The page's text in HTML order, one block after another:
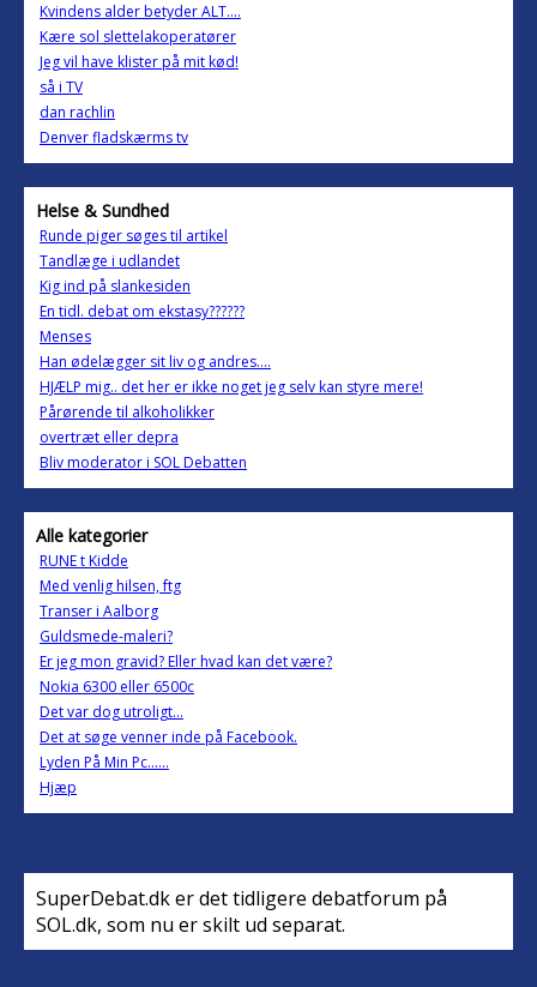
Kvindens alder betyder ALT....
Kære sol slettelakoperatører
Jeg vil have klister på mit kød!
så i TV
dan rachlin
Denver fladskærms tv
Helse & Sundhed
Runde piger søges til artikel
Tandlæge i udlandet
Kig ind på slankesiden
En tidl. debat om ekstasy??????
Menses
Han ødelægger sit liv og andres....
HJÆLP mig.. det her er ikke noget jeg selv kan styre mere!
Pårørende til alkoholikker
overtræt eller depra
Bliv moderator i SOL Debatten
Alle kategorier
RUNE t Kidde
Med venlig hilsen, ftg
Transer i Aalborg
Guldsmede-maleri?
Er jeg mon gravid? Eller hvad kan det være?
Nokia 6300 eller 6500c
Det var dog utroligt...
Det at søge venner inde på Facebook.
Lyden På Min Pc......
Hjæp
SuperDebat.dk er det tidligere debatforum på
SOL.dk, som nu er skilt ud separat.